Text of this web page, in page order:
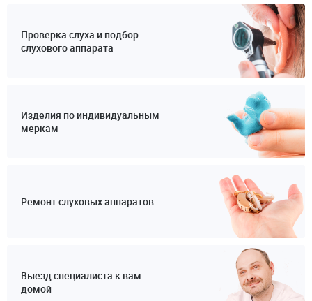
Проверка слуха и подбор
слухового аппарата
Изделия по индивидуальным
меркам
Ремонт слуховых аппаратов
Выезд специалиста к вам
домой